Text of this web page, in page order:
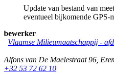
Update van bestand van
eventueel bijkomende GPS-
bewerker
Vlaamse Milieumaatschappij -
Alfons van De Maelestraat 96
+32 53 72 62 10